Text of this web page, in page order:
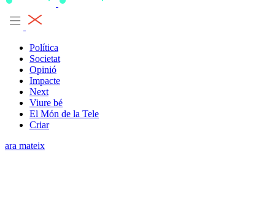
Política
Societat
Opinió
Impacte
Next
Viure bé
El Món de la Tele
Criar
ara mateix